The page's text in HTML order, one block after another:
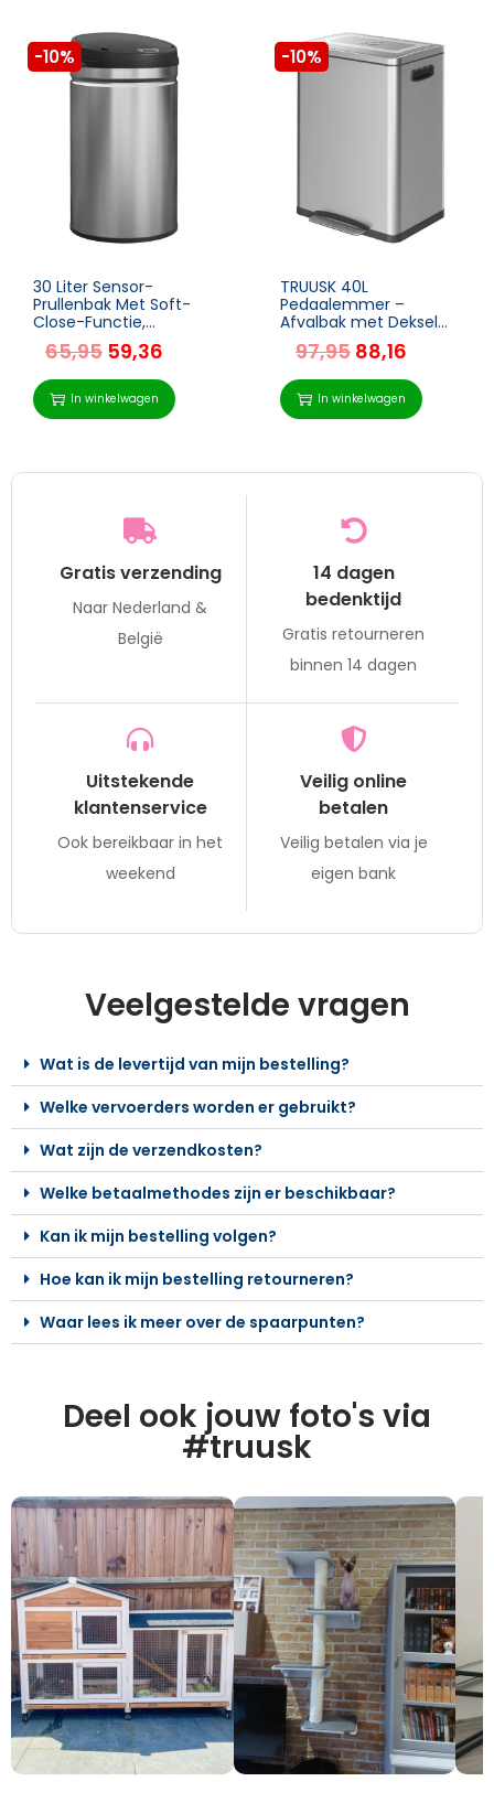
-10%
30 Liter Sensor-
Prullenbak Met Soft-
Close-Functie,
Aanraakvrije
Afvalemmer Van
Roestvrij Staal Voor
Hygiënische Keukens
65,95 59,36
In winkelwagen
-10%
TRUUSK 40L
Pedaalemmer –
Afvalbak met Deksel
en Voetpedaal – 2
Binnenbakken – Soft-
Close – Roestvrij Staal
– Zilver – 40 x 34,8 x
97,95 88,16
In winkelwagen
Gratis verzending
Naar Nederland &
België
14 dagen
bedenktijd
Gratis retourneren
binnen 14 dagen
Uitstekende
klantenservice
Ook bereikbaar in het
weekend
Veilig online
betalen
Veilig betalen via je
eigen bank
Veelgestelde vragen
Wat is de levertijd van mijn bestelling?
Welke vervoerders worden er gebruikt?
Wat zijn de verzendkosten?
Welke betaalmethodes zijn er beschikbaar?
Kan ik mijn bestelling volgen?
Hoe kan ik mijn bestelling retourneren?
Waar lees ik meer over de spaarpunten?
Deel ook jouw foto's via
#truusk